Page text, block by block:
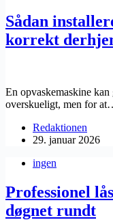
Sådan
korrekt
En opvaskemaskine
overskueligt, men for
Redaktionen
29. januar 2026
ingen
Professionel
døgnet rundt